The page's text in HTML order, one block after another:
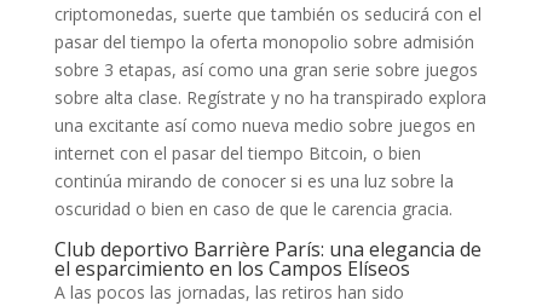
criptomonedas, suerte que también os seducirá con el
pasar del tiempo la oferta monopolio sobre admisión
sobre 3 etapas, así como una gran serie sobre juegos
sobre alta clase. Regístrate y no ha transpirado explora
una excitante así­ como nueva medio sobre juegos en
internet con el pasar del tiempo Bitcoin, o bien
continúa mirando de conocer si es una luz sobre la
oscuridad o bien en caso de que le carencia gracia.
Club deportivo Barrière París: una elegancia de
el esparcimiento en los Campos Elíseos
A las pocos las jornadas, las retiros han sido